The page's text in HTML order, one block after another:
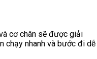
cơ chân sẽ được giải
chạy nhanh và bước đi dễ